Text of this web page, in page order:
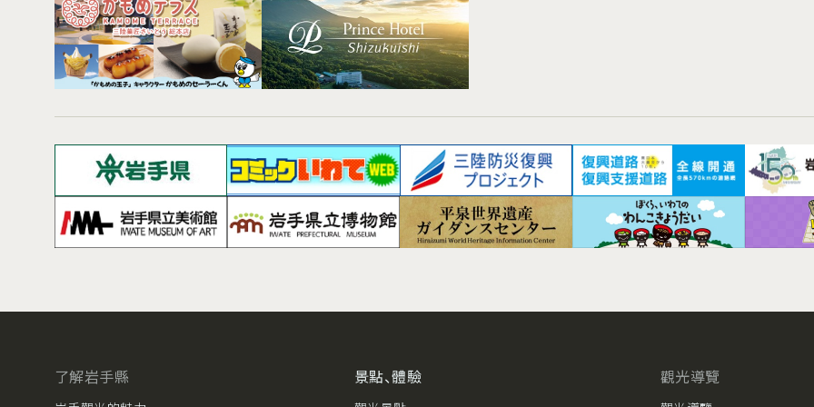
了解岩手縣 景點、體驗 觀光導覽